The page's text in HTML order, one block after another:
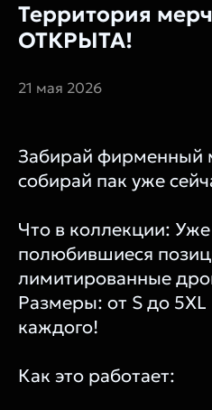
Территория
ОТКРЫТА!
21 мая 2026
Забирай фирменный
собирай пак уже
Что в коллекции:
полюбившиеся
лимитированные
Размеры: от S до
каждого!
Как это работает: